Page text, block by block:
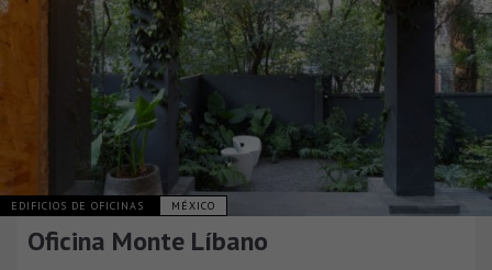
EDIFICIOS DE OFICINAS MÉXICO
Oficina Monte Líbano